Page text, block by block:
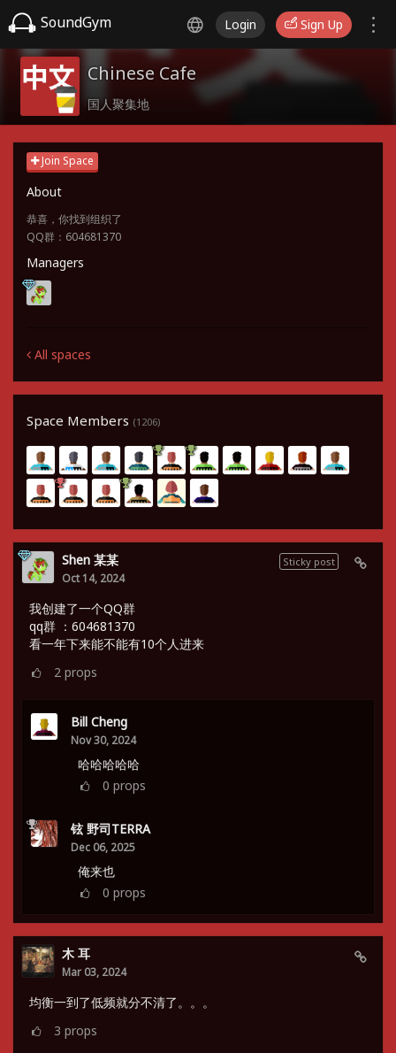
SoundGym Login Sign Up
Chinese Cafe
国人聚集地
Join Space
About
恭喜，你找到组织了
QQ群：604681370
Managers
All spaces
Space Members (1206)
Sticky post
Shen 某某
Oct 14, 2024
我创建了一个QQ群
qq群 ：604681370
看一年下来能不能有10个人进来
2 props
Bill Cheng
Nov 30, 2024
哈哈哈哈哈
0 props
铉 野司TERRA
Dec 06, 2025
俺来也
0 props
木 耳
Mar 03, 2024
均衡一到了低频就分不清了。。。
3 props